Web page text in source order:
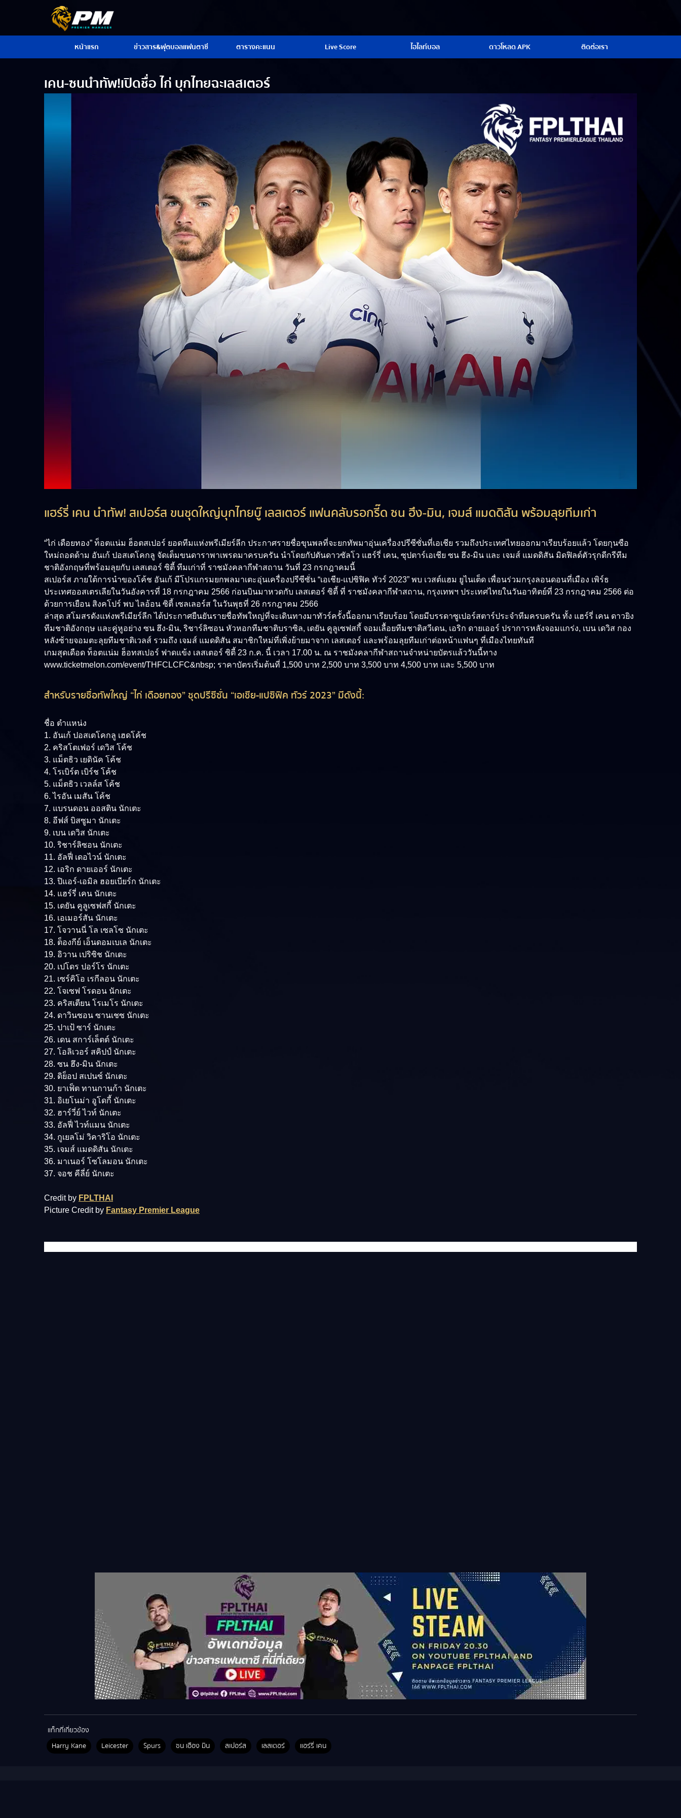
หน้าแรก ข่าวสาร&ฟุตบอลแฟนตาซี ตารางคะแนน Live Score ไฮไลท์บอล ดาวโหลด APK ติดต่อเรา
เคน-ซนนำทัพ!เปิดชื่อ ไก่ บุกไทยฉะเลสเตอร์
แฮร์รี่ เคน นำทัพ! สเปอร์ส ขนชุดใหญ่บุกไทยบู๊ เลสเตอร์ แฟนคลับรอกรี๊ด ซน ฮึง-มิน, เจมส์ แมดดิสัน พร้อมลุยทีมเก่า
“ไก่ เดือยทอง” ท็อตแน่ม ฮ็อตสเปอร์ ยอดทีมแห่งพรีเมียร์ลีก ประกาศรายชื่อขุนพลที่จะยกทัพมาอุ่นเครื่องปรีซีซั่นที่เอเชีย รวมถึงประเทศไทยออกมาเรียบร้อยแล้ว โดยกุนซือ
ใหม่ถอดด้าม อันเก้ ปอสเตโคกลู จัดเต็มขนดาราพาเพรดมาครบครัน นำโดยกัปตันดาวซัลโว แฮร์รี่ เคน, ซุปตาร์เอเชีย ซน ฮึง-มิน และ เจมส์ แมดดิสัน มิดฟิลด์ตัวรุกดีกรีทีม
ชาติอังกฤษที่พร้อมลุยกับ เลสเตอร์ ซิตี้ ทีมเก่าที่ ราชมังคลากีฬาสถาน วันที่ 23 กรกฎาคมนี้
สเปอร์ส ภายใต้การนำของโค้ช อันเก้ มีโปรแกรมยกพลมาเตะอุ่นเครื่องปรีซีซั่น “เอเชีย-แปซิฟิค ทัวร์ 2023” พบ เวสต์แฮม ยูไนเต็ด เพื่อนร่วมกรุงลอนดอนที่เมือง เพิร์ธ
ประเทศออสเตรเลียในวันอังคารที่ 18 กรกฎาคม 2566 ก่อนบินมาหวดกับ เลสเตอร์ ซิตี้ ที่ ราชมังคลากีฬาสถาน, กรุงเทพฯ ประเทศไทยในวันอาทิตย์ที่ 23 กรกฎาคม 2566 ต่อ
ด้วยการเยือน สิงคโปร์ พบ ไลอ้อน ซิตี้ เซลเลอร์ส ในวันพุธที่ 26 กรกฎาคม 2566
ล่าสุด สโมสรดังแห่งพรีเมียร์ลีก ได้ประกาศยืนยันรายชื่อทัพใหญ่ที่จะเดินทางมาทัวร์ครั้งนี้ออกมาเรียบร้อย โดยมีบรรดาซูเปอร์สตาร์ประจำทีมครบครัน ทั้ง แฮร์รี่ เคน ดาวยิง
ทีมชาติอังกฤษ และคู่หูอย่าง ซน ฮึง-มิน, ริชาร์ลิซอน หัวหอกทีมชาติบราซิล, เดยัน คูลูเซฟสกี้ จอมเลื้อยทีมชาติสวีเดน, เอริก ดายเออร์ ปราการหลังจอมแกร่ง, เบน เดวิส กอง
หลังซ้ายจอมตะลุยทีมชาติเวลส์ รวมถึง เจมส์ แมดดิสัน สมาชิกใหม่ที่เพิ่งย้ายมาจาก เลสเตอร์ และพร้อมลุยทีมเก่าต่อหน้าแฟนๆ ที่เมืองไทยทันที
เกมสุดเดือด ท็อตแน่ม ฮ็อทสเปอร์ ฟาดแข้ง เลสเตอร์ ซิตี้ 23 ก.ค. นี้ เวลา 17.00 น. ณ ราชมังคลากีฬาสถานจำหน่ายบัตรแล้ววันนี้ทาง
www.ticketmelon.com/event/THFCLCFC&nbsp; ราคาบัตรเริ่มต้นที่ 1,500 บาท 2,500 บาท 3,500 บาท 4,500 บาท และ 5,500 บาท
สำหรับรายชื่อทัพใหญ่ “ไก่ เดือยทอง” ชุดปรีซีซั่น “เอเชีย-แปซิฟิค ทัวร์ 2023” มีดังนี้:
ชื่อ ตำแหน่ง
1. อันเก้ ปอสเตโคกลู เฮดโค้ช
2. คริสโตเฟอร์ เดวิส โค้ช
3. แม็ตธิว เยดินัค โค้ช
4. โรเบิร์ต เบิร์ช โค้ช
5. แม็ตธิว เวลล์ส โค้ช
6. ไรอัน เมสัน โค้ช
7. แบรนดอน ออสติน นักเตะ
8. อีฟส์ บิสซูมา นักเตะ
9. เบน เดวิส นักเตะ
10. ริชาร์ลิซอน นักเตะ
11. อัลฟี่ เดอไวน์ นักเตะ
12. เอริก ดายเออร์ นักเตะ
13. ปิแอร์-เอมิล ฮอยเบียร์ก นักเตะ
14. แฮร์รี่ เคน นักเตะ
15. เดยัน คูลูเซฟสกี้ นักเตะ
16. เอเมอร์สัน นักเตะ
17. โจวานนี่ โล เซลโซ นักเตะ
18. ต็องกีย์ เอ็นดอมเบเล นักเตะ
19. อิวาน เปริซิช นักเตะ
20. เปโดร ปอร์โร นักเตะ
21. เซร์คิโอ เรกีลอน นักเตะ
22. โจเซฟ โรดอน นักเตะ
23. คริสเตียน โรเมโร นักเตะ
24. ดาวินซอน ซานเชซ นักเตะ
25. ปาเป้ ซาร์ นักเตะ
26. เดน สการ์เล็ตต์ นักเตะ
27. โอลิเวอร์ สคิปป์ นักเตะ
28. ซน ฮึง-มิน นักเตะ
29. ดิย็อป สเปนซ์ นักเตะ
30. ยาเฟ็ต ทานกานก้า นักเตะ
31. อิเยโนม่า อูโดกี้ นักเตะ
32. ฮาร์วี่ย์ ไวท์ นักเตะ
33. อัลฟี่ ไวท์แมน นักเตะ
34. กูเยลโม่ วิคาริโอ นักเตะ
35. เจมส์ แมดดิสัน นักเตะ
36. มาเนอร์ โซโลมอน นักเตะ
37. จอช คีลี่ย์ นักเตะ
Credit by FPLTHAI
Picture Credit by Fantasy Premier League
แท็กที่เกี่ยวข้อง
Harry Kane
Leicester Spurs ซน เฮือง มิน สเปอร์ส เลสเตอร์ แฮร์รี่ เคน